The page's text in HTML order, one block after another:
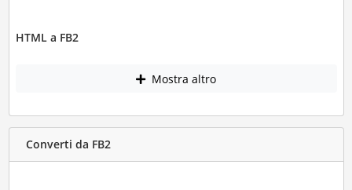
HTML a FB2
Mostra altro
Converti da FB2